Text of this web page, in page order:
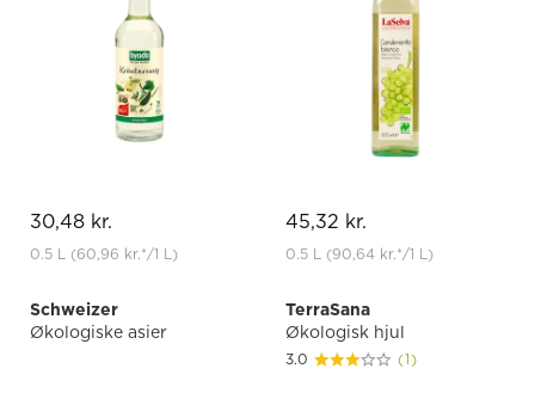
30,48 kr.
0.5 L (60,96 kr.*/1 L)
45,32 kr.
0.5 L (90,64 kr.*/1 L)
Schweizer
Økologiske asier
TerraSana
Økologisk hjul
3.0 (1)